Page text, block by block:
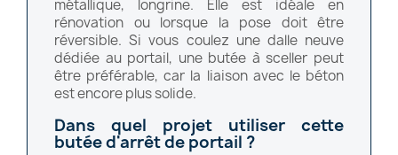
métallique, longrine. Elle est idéale en
rénovation ou lorsque la pose doit être
réversible. Si vous coulez une dalle neuve
dédiée au portail, une butée à sceller peut
être préférable, car la liaison avec le béton
est encore plus solide.
Dans quel projet utiliser cette
butée d'arrêt de portail ?